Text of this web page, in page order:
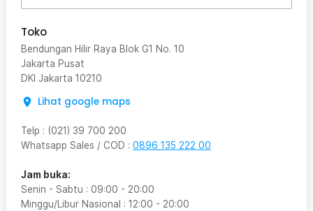
Toko
Bendungan Hilir Raya Blok G1 No. 10
Jakarta Pusat
DKI Jakarta 10210
Lihat google maps
Telp : (021) 39 700 200
Whatsapp Sales / COD : 0896 135 222 00
Jam buka:
Senin - Sabtu : 09:00 - 20:00
Minggu/Libur Nasional : 12:00 - 20:00